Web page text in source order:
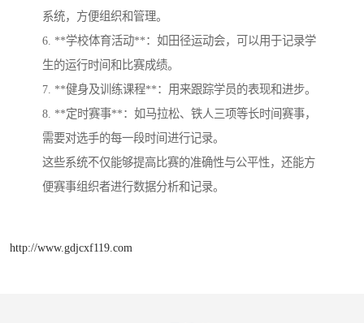
系统，方便组织和管理。
6. **学校体育活动**：如田径运动会，可以用于记录学
生的运行时间和比赛成绩。
7. **健身及训练课程**：用来跟踪学员的表现和进步。
8. **定时赛事**：如马拉松、铁人三项等长时间赛事，
需要对选手的每一段时间进行记录。
这些系统不仅能够提高比赛的准确性与公平性，还能方
便赛事组织者进行数据分析和记录。
http://www.gdjcxf119.com